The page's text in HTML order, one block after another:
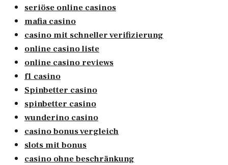
seriöse online casinos
mafia casino
casino mit schneller verifizierung
online casino liste
online casino reviews
f1 casino
Spinbetter casino
spinbetter casino
wunderino casino
casino bonus vergleich
slots mit bonus
casino ohne beschränkung